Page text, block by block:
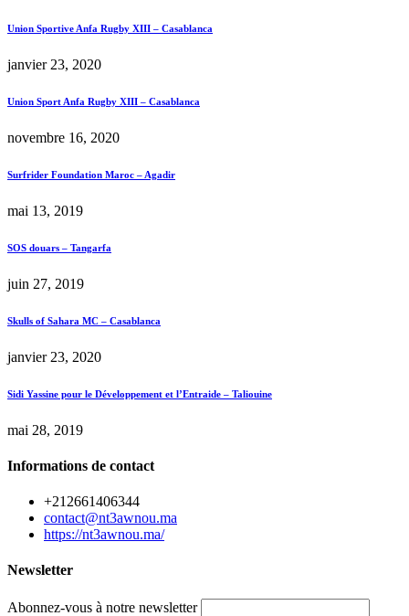
Union Sportive Anfa Rugby XIII – Casablanca
janvier 23, 2020
Union Sport Anfa Rugby XIII – Casablanca
novembre 16, 2020
Surfrider Foundation Maroc – Agadir
mai 13, 2019
SOS douars – Tangarfa
juin 27, 2019
Skulls of Sahara MC – Casablanca
janvier 23, 2020
Sidi Yassine pour le Développement et l’Entraide – Taliouine
mai 28, 2019
Informations de contact
+212661406344
contact@nt3awnou.ma
https://nt3awnou.ma/
Newsletter
Abonnez-vous à notre newsletter